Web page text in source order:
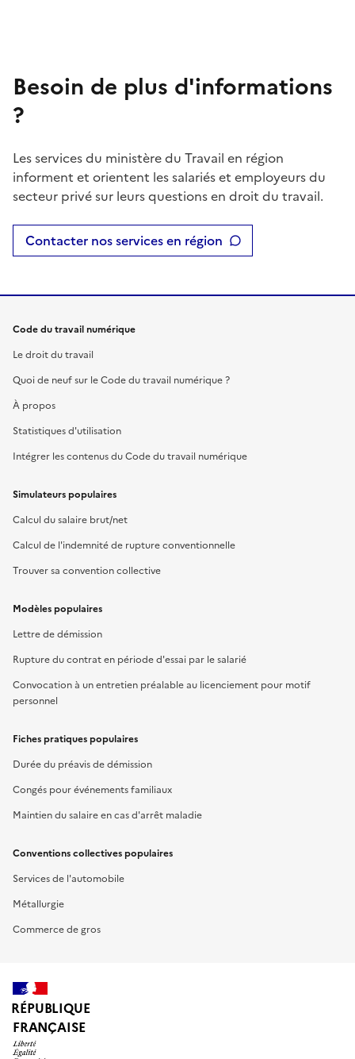
Besoin de plus d'informations
?
Les services du ministère du Travail en région
informent et orientent les salariés et employeurs du
secteur privé sur leurs questions en droit du travail.
Contacter nos services en région
Code du travail numérique
Le droit du travail
Quoi de neuf sur le Code du travail numérique ?
À propos
Statistiques d'utilisation
Intégrer les contenus du Code du travail numérique
Simulateurs populaires
Calcul du salaire brut/net
Calcul de l'indemnité de rupture conventionnelle
Trouver sa convention collective
Modèles populaires
Lettre de démission
Rupture du contrat en période d'essai par le salarié
Convocation à un entretien préalable au licenciement pour motif
personnel
Fiches pratiques populaires
Durée du préavis de démission
Congés pour événements familiaux
Maintien du salaire en cas d'arrêt maladie
Conventions collectives populaires
Services de l'automobile
Métallurgie
Commerce de gros
RÉPUBLIQUE
FRANÇAISE